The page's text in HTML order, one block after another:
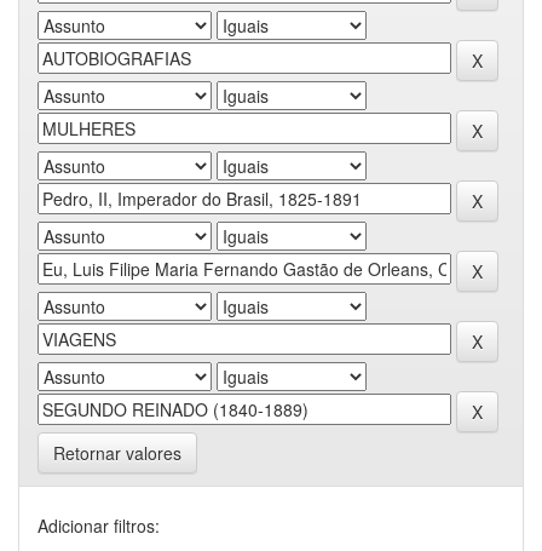
Retornar valores
Adicionar filtros: